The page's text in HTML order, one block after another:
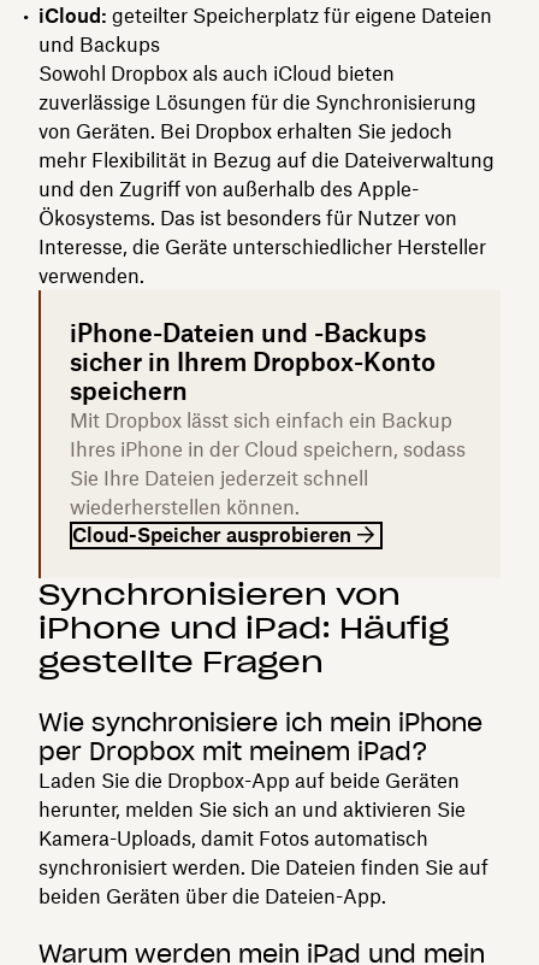
iCloud: geteilter Speicherplatz für eigene Dateien
und Backups
Sowohl Dropbox als auch iCloud bieten
zuverlässige Lösungen für die Synchronisierung
von Geräten. Bei Dropbox erhalten Sie jedoch
mehr Flexibilität in Bezug auf die Dateiverwaltung
und den Zugriff von außerhalb des Apple-
Ökosystems. Das ist besonders für Nutzer von
Interesse, die Geräte unterschiedlicher Hersteller
verwenden.
iPhone-Dateien und -Backups
sicher in Ihrem Dropbox-Konto
speichern
Mit Dropbox lässt sich einfach ein Backup
Ihres iPhone in der Cloud speichern, sodass
Sie Ihre Dateien jederzeit schnell
wiederherstellen können.
Cloud-Speicher ausprobieren
Synchronisieren von
iPhone und iPad: Häufig
gestellte Fragen
Wie synchronisiere ich mein iPhone
per Dropbox mit meinem iPad?
Laden Sie die Dropbox-App auf beide Geräten
herunter, melden Sie sich an und aktivieren Sie
Kamera-Uploads, damit Fotos automatisch
synchronisiert werden. Die Dateien finden Sie auf
beiden Geräten über die Dateien-App.
Warum werden mein iPad und mein